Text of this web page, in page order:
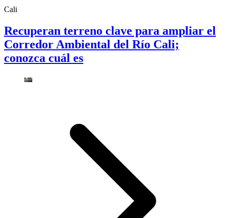
Cali
Recuperan terreno clave para ampliar el
Corredor Ambiental del Río Cali;
conozca cuál es